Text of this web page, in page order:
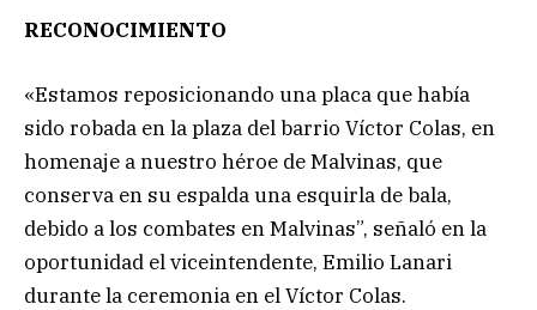
RECONOCIMIENTO
«Estamos reposicionando una placa que había
sido robada en la plaza del barrio Víctor Colas, en
homenaje a nuestro héroe de Malvinas, que
conserva en su espalda una esquirla de bala,
debido a los combates en Malvinas”, señaló en la
oportunidad el viceintendente, Emilio Lanari
durante la ceremonia en el Víctor Colas.